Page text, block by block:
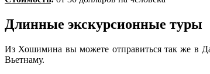
Длинные экскурсионные туры
Из Хошимина вы можете отправиться так же в
Вьетнаму.